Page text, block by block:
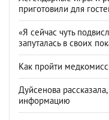
приготовили для
«Я сейчас чуть
запуталась в своих
Как пройти
Дуйсенова
информацию